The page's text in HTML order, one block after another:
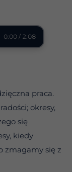
0:00 / 2:08
praca.
okresy,
się
kiedy
zmagamy się z